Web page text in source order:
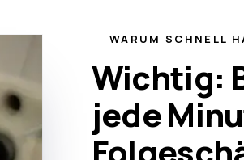
WARUM SCHNELL
Wichtig:
jede